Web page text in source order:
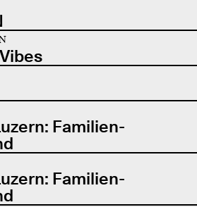
Familien-
Familien-